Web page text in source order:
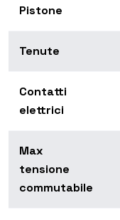
Pistone
Tenute
Contatti
elettrici
Max
tensione
commutabile